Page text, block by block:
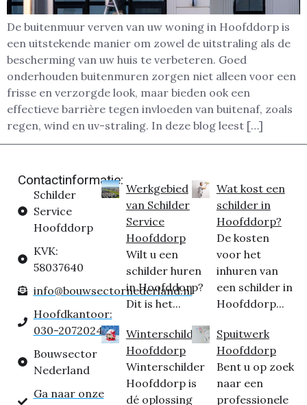
De buitenmuur verven van uw woning in Hoofddorp is
een uitstekende manier om zowel de uitstraling als de
bescherming van uw huis te verbeteren. Goed
onderhouden buitenmuren zorgen niet alleen voor een
frisse en verzorgde look, maar bieden ook een
effectieve barrière tegen invloeden van buitenaf, zoals
regen, wind en uv-straling. In deze blog leest […]
Contactinformatie:
Schilder
Service
Hoofddorp
KVK:
58037640
info@bouwsectornederland.nl
Hoofdkantoor:
030-2072024
Bouwsector
Nederland
Ga naar onze
Werkgebied
van Schilder
Service
Hoofddorp
Wilt u een
schilder huren
in Hoofddorp?
Dit is het...
Winterschilder
Hoofddorp
Winterschilder
Hoofddorp is
dé oplossing
Wat kost een
schilder in
Hoofddorp?
De kosten
voor het
inhuren van
een schilder in
Hoofddorp...
Spuitwerk
Hoofddorp
Bent u op zoek
naar een
professionele